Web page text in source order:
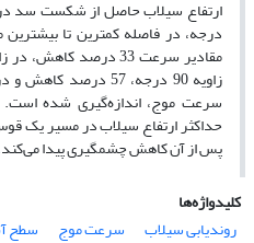
ارتفاع سیلاب حاصل از شکست سد
درجه، در فاصله کم­ترین تا
سرعت موج، اندازه‌گیری شده است.
پس ‌از آن کاهش چشمگیری پیدا
کلیدواژه‌ها
روندیابی سیلاب
سرعت موج سطح